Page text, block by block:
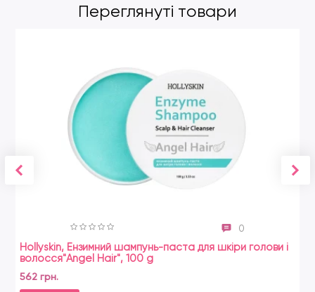
Переглянуті товари
0
Hollyskin, Ензимний шампунь-паста для шкіри голови і
волосся"Angel Hair", 100 g
562 грн.